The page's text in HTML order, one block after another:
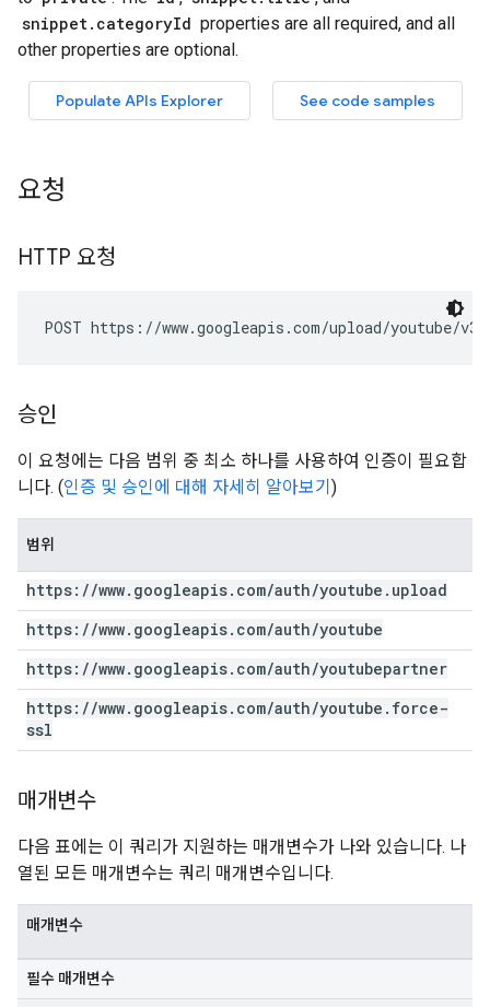
요청
HTTP 요청
POST https://www.googleapis.com/upload/youtube/
승인
이 요청에는 다음 범위 중 최소 하나를 사용하여 인증이 필요합
니다. (인증 및 승인에 대해 자세히 알아보기 )
범위
https: //www. googleapis. com/auth/youtube . upload
https: //www. googleapis. com/auth/youtube
https: //www. googleapis. com/auth/youtubepartner
https: //www. googleapis. com/auth/youtube . force-
ssl
매개변수
다음 표에는 이 쿼리가 지원하는 매개변수가 나와 있습니다. 나
열된 모든 매개변수는 쿼리 매개변수입니다.
매개변수
필수 매개변수